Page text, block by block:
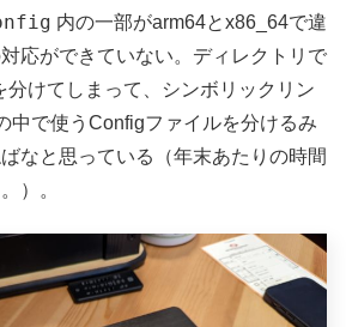
内の一部がarm64とx86_64で違
応ができていない。ディレクトリで
分けてしまって、シンボリックリン
中で使うConfigファイルを分けるみ
なと思っている（年末あたりの時間
）。